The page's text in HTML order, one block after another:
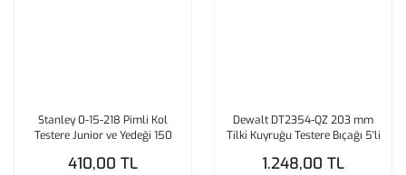
Stanley 0-15-218 Pimli Kol
Testere Junior ve Yedeği 150
410,00 TL
Dewalt DT2354-QZ 203 mm
Tilki Kuyruğu Testere Bıçağı 5'li
1.248,00 TL